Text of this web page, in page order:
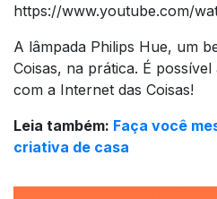
https://www.youtube.com/
A lâmpada Philips Hue, um
Coisas, na prática. É possível
com a Internet das Coisas!
Leia também: Faça você
criativa de casa